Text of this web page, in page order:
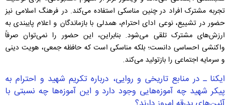
تجربه مشترک افراد در چنین مناسکی استفاده می‌کند. در فرهنگ اسلامی نیز
حضور در تشییع، نوعی ادای احترام، همدلی با بازماندگان و اعلام پایبندی به
ارزش‌های مشترک تلقی می‌شود. بنابراین، این حضور را نمی‌توان صرفاً
واکنشی احساسی دانست؛ بلکه مناسکی است که حافظه جمعی، هویت دینی
و سرمایه اجتماعی را بازتولید می‌کند.
ایکنا ـ در منابع تاریخی و روایی، درباره تکریم شهید و احترام به
پیکر شهید چه آموزه‌هایی وجود دارد و این آموزه‌ها چه نسبتی با